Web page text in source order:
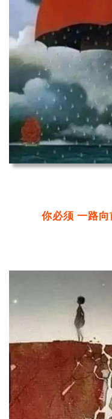
你必须 一路向